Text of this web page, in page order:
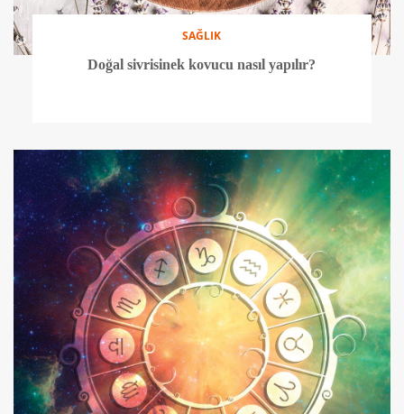
SAĞLIK
Doğal sivrisinek kovucu nasıl yapılır?